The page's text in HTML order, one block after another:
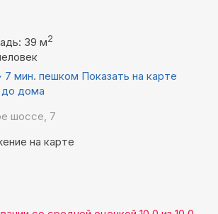
39 м2
7 мин. пешком Показать на карте
дома
шоссе, 7
на карте